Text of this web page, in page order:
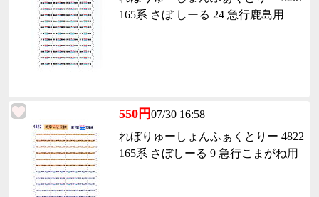
165系 さぼ しーる 24 急行鹿島用
550円07/30 16:58
れぼりゅーしょんふぁくとりー 4822
165系 さぼしーる 9 急行こまがね用